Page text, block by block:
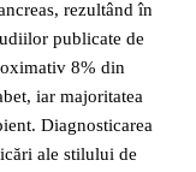
rezultând în
publicate de
8% din
iar majoritatea
Diagnosticarea
ale stilului de